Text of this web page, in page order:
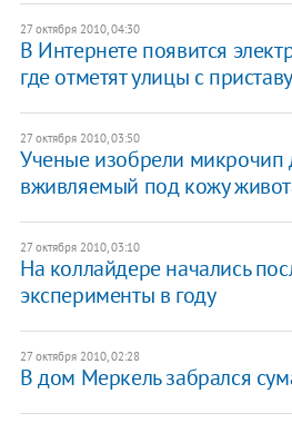
27 октября 2010, 04:30
В Интернете появится
где отметят улицы с
27 октября 2010, 03:50
Ученые изобрели микрочип
вживляемый под кожу
27 октября 2010, 03:10
На коллайдере начались
эксперименты в году
27 октября 2010, 02:28
В дом Меркель забрался